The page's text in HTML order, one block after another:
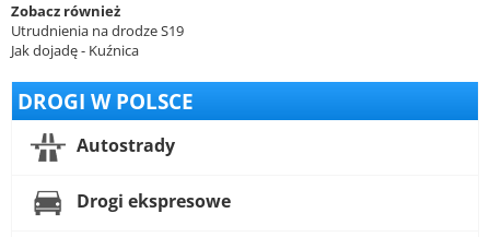
Zobacz również
Utrudnienia na drodze S19
Jak dojadę - Kuźnica
DROGI W POLSCE
Autostrady
Drogi ekspresowe